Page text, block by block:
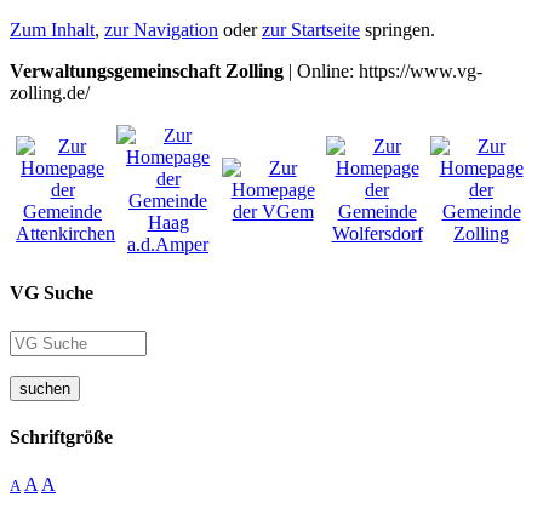
Zum Inhalt, zur Navigation oderzur Startseite springen.
Verwaltungsgemeinschaft Zolling | Online: https://www.vg-
zolling.de/
VG Suche
suchen
Schriftgröße
A A A